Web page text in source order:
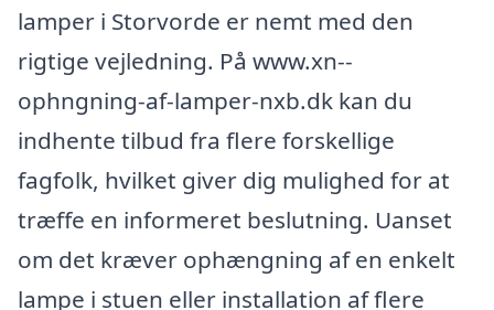
lamper i Storvorde er nemt med den
rigtige vejledning. På www.xn--
ophngning-af-lamper-nxb.dk kan du
indhente tilbud fra flere forskellige
fagfolk, hvilket giver dig mulighed for at
træffe en informeret beslutning. Uanset
om det kræver ophængning af en enkelt
lampe i stuen eller installation af flere